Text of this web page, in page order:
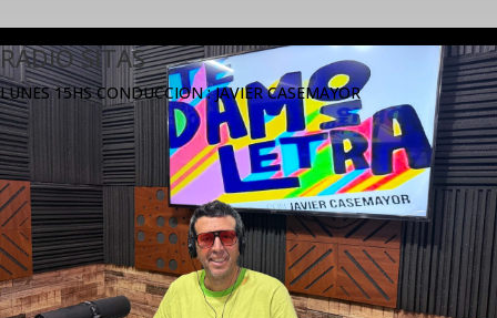
RADIO SITAS
LUNES 15HS CONDUCCION : JAVIER CASEMAYOR